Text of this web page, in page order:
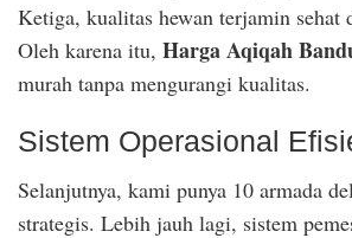
Ketiga, kualitas hewan terjamin sehat
Oleh karena itu, Harga Aqiqah
murah tanpa mengurangi kualitas.
Sistem Operasional
Selanjutnya, kami punya 10 armada
strategis. Lebih jauh lagi, sistem